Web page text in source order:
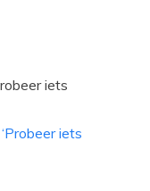
iets